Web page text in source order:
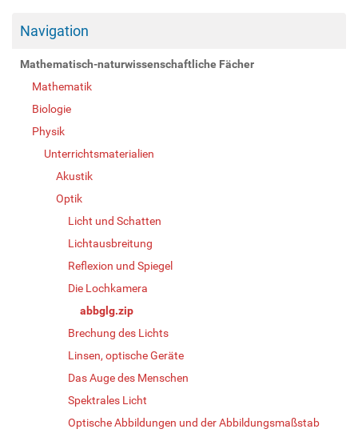
Navigation
Mathematisch-naturwissenschaftliche Fächer
Mathematik
Biologie
Physik
Unterrichtsmaterialien
Akustik
Optik
Licht und Schatten
Lichtausbreitung
Reflexion und Spiegel
Die Lochkamera
abbglg.zip
Brechung des Lichts
Linsen, optische Geräte
Das Auge des Menschen
Spektrales Licht
Optische Abbildungen und der Abbildungsmaßstab